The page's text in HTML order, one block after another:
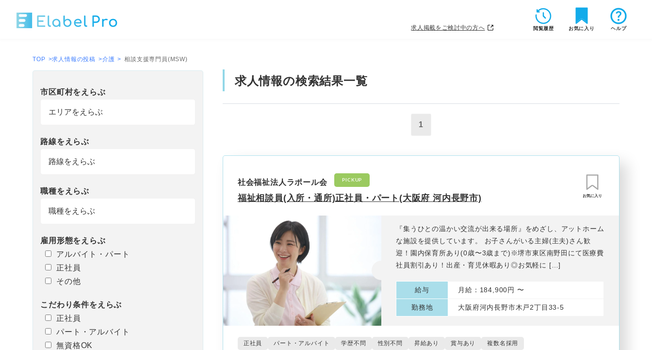
求人掲載をご検討中の方へ 閲覧履歴 お気に入り ヘルプ
TOP >求人情報の投稿 >介護 > 相談支援専門員(MSW)
求人情報の検索結果一覧
1
社会福祉法人ラポール会 PICKUP
福祉相談員(入所・通所)正社員・パート(大阪府 河内長野市) お気に入り
正社員 パート・アルバイト 学歴不問 性別不問 昇給あり 賞与あり 複数名採用
『集うひとの温かい交流が出来る場所』をめざし、アットホーム
な施設を提供しています。 お子さんがいる主婦(主夫)さん歓
迎！園内保育所あり(0歳〜3歳まで)※堺市東区南野田にて医療費
社員割引あり！出産・育児休暇あり◎お気軽に […]
給与 月給：184,900円 〜
勤務地 大阪府河内長野市木戸2丁目33-5
市区町村を えらぶ
路線を えらぶ
職種を えらぶ
雇用形態を えらぶ
アルバイト・パート
正社員
その他
こだわり条件を えらぶ
正社員
パート・アルバイト
無資格OK